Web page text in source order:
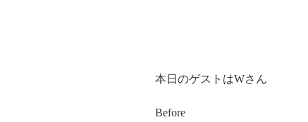
本日のゲストはWさん
Before